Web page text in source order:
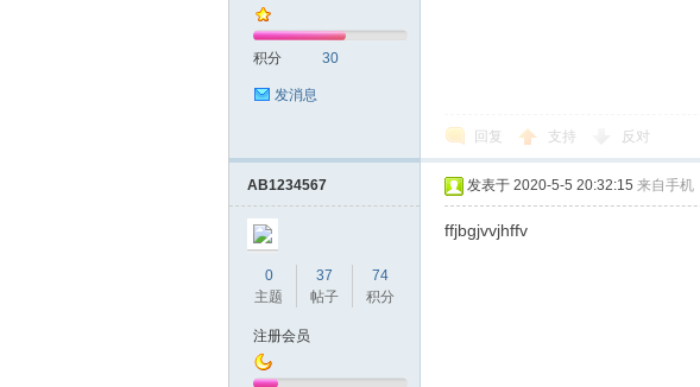
积分 30
发消息
回复 支持 反对
AB1234567
0
主题
37
帖子
74
积分
注册会员
发表于 2020-5-5 20:32:15 来自手机
ffjbgjvvjhffv